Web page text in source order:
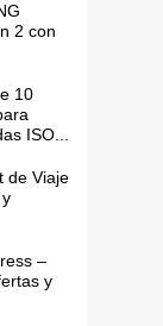
2 con
10
ISO...
de Viaje
–
y